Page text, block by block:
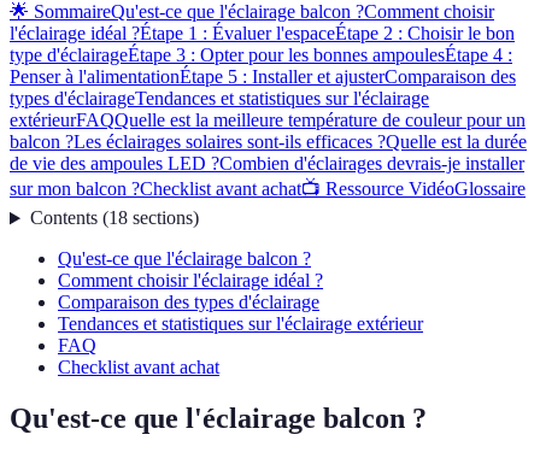
🌟 SommaireQu'est-ce que l'éclairage balcon ?Comment choisir
l'éclairage idéal ?Étape 1 : Évaluer l'espaceÉtape 2 : Choisir le bon
type d'éclairageÉtape 3 : Opter pour les bonnes ampoulesÉtape 4 :
Penser à l'alimentationÉtape 5 : Installer et ajusterComparaison des
types d'éclairageTendances et statistiques sur l'éclairage
extérieurFAQQuelle est la meilleure température de couleur pour un
balcon ?Les éclairages solaires sont-ils efficaces ?Quelle est la durée
de vie des ampoules LED ?Combien d'éclairages devrais-je installer
sur mon balcon ?Checklist avant achat📺 Ressource VidéoGlossaire
Contents(18 sections)
Qu'est-ce que l'éclairage balcon ?
Comment choisir l'éclairage idéal ?
Comparaison des types d'éclairage
Tendances et statistiques sur l'éclairage extérieur
FAQ
Checklist avant achat
Qu'est-ce que l'éclairage balcon ?